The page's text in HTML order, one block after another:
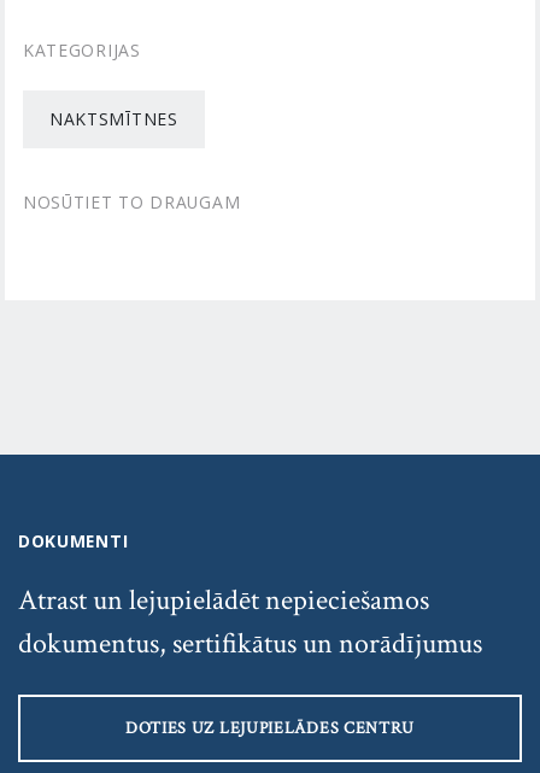
KATEGORIJAS
NAKTSMĪTNES
NOSŪTIET TO DRAUGAM
DOKUMENTI
Atrast un lejupielādēt nepieciešamos
dokumentus, sertifikātus un norādījumus
DOTIES UZ LEJUPIELĀDES CENTRU